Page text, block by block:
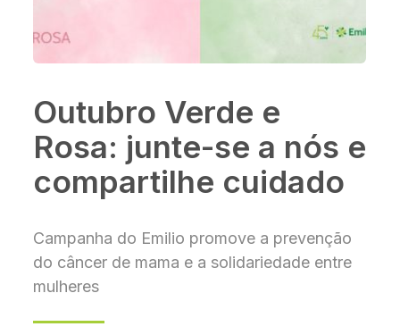
Outubro Verde e
Rosa: junte-se a nós e
compartilhe cuidado
Campanha do Emilio promove a prevenção
do câncer de mama e a solidariedade entre
mulheres